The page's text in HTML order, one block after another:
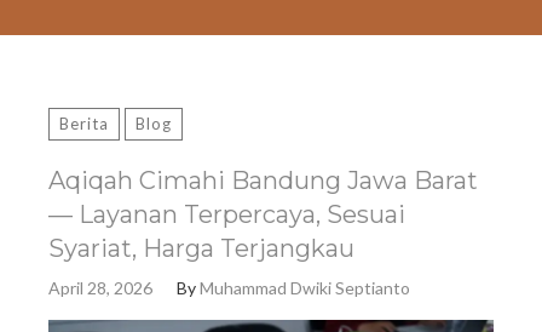
Berita Blog
Aqiqah Cimahi Bandung Jawa Barat
— Layanan Terpercaya, Sesuai
Syariat, Harga Terjangkau
April 28, 2026 ByMuhammad Dwiki Septianto